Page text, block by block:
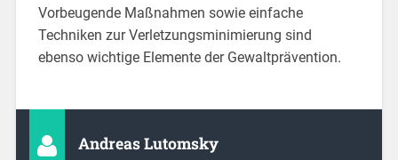
Vorbeugende Maßnahmen sowie einfache
Techniken zur Verletzungsminimierung sind
ebenso wichtige Elemente der Gewaltprävention.
Andreas Lutomsky